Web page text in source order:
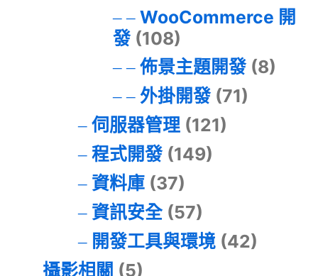
WooCommerce 開
發(108)
佈景主題開發(8)
外掛開發(71)
伺服器管理(121)
程式開發(149)
資料庫(37)
資訊安全(57)
開發工具與環境(42)
攝影相關 (5)